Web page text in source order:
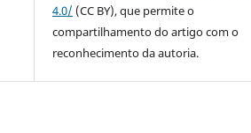
4.0/ (CC BY), que permite o
compartilhamento do artigo com o
reconhecimento da autoria.